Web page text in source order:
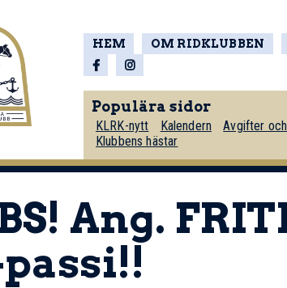
HEM OM RIDKLUBBEN
Populära sidor
KLRK-nytt Kalendern Avgifter
Klubbens hästar
Ang.
passi!!